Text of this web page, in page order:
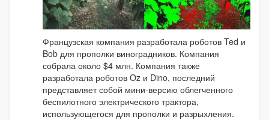
Французская компания разработала роботов Ted и
Bob для прополки виноградников. Компания
собрала около $4 млн. Компания также
разработала роботов Oz и Dino, последний
представляет собой мини-версию облегченного
беспилотного электрического трактора,
использующегося для прополки и разрыхления.